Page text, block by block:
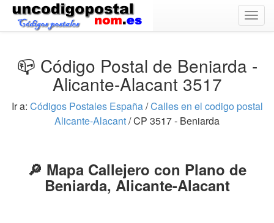
📪 Código Postal de Beniarda -
Alicante-Alacant 3517
Ir a: Códigos Postales España/Calles en el codigo postal
Alicante-Alacant/ CP 3517 - Beniarda
🔎 Mapa Callejero con Plano de
Beniarda, Alicante-Alacant